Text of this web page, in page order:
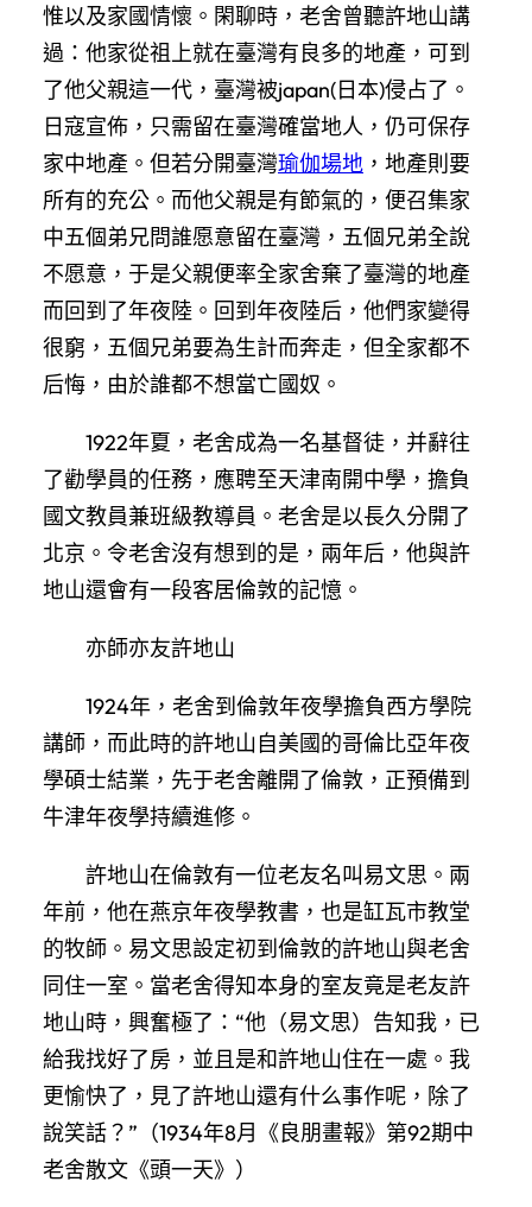
惟以及家國情懷。閑聊時，老舍曾聽許地山講
過：他家從祖上就在臺灣有良多的地產，可到
了他父親這一代，臺灣被japan(日本)侵占了。
日寇宣佈，只需留在臺灣確當地人，仍可保存
家中地產。但若分開臺灣瑜伽場地 ，地產則要
所有的充公。而他父親是有節氣的，便召集家
中五個弟兄問誰愿意留在臺灣，五個兄弟全說
不愿意，于是父親便率全家舍棄了臺灣的地產
而回到了年夜陸。回到年夜陸后，他們家變得
很窮，五個兄弟要為生計而奔走，但全家都不
后悔，由於誰都不想當亡國奴。
1922年夏，老舍成為一名基督徒，并辭往
了勸學員的任務，應聘至天津南開中學，擔負
國文教員兼班級教導員。老舍是以長久分開了
北京。令老舍沒有想到的是，兩年后，他與許
地山還會有一段客居倫敦的記憶。
亦師亦友許地山
1924年，老舍到倫敦年夜學擔負西方學院
講師，而此時的許地山自美國的哥倫比亞年夜
學碩士結業，先于老舍離開了倫敦，正預備到
牛津年夜學持續進修。
許地山在倫敦有一位老友名叫易文思。兩
年前，他在燕京年夜學教書，也是缸瓦市教堂
的牧師。易文思設定初到倫敦的許地山與老舍
同住一室。當老舍得知本身的室友竟是老友許
地山時，興奮極了：“他（易文思）告知我，已
給我找好了房，並且是和許地山住在一處。我
更愉快了，見了許地山還有什么事作呢，除了
說笑話？”（1934年8月《良朋畫報》第92期中
老舍散文《頭一天》）